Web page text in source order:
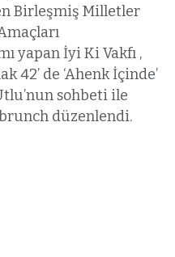
Birleşmiş Milletler
yapan İyi Ki Vakfı ,
42’ de ‘Ahenk İçinde’
sohbeti ile
düzenlendi.